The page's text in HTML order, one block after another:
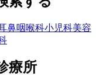
鼻咽喉科小児科美容
療所